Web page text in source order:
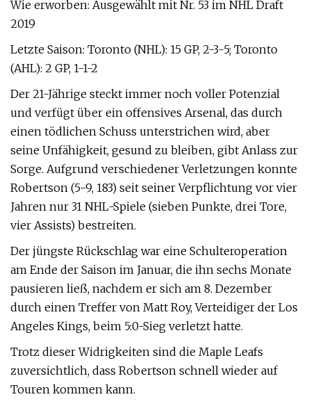
Wie erworben: Ausgewählt mit Nr. 53 im NHL Draft
2019
Letzte Saison: Toronto (NHL): 15 GP, 2-3-5; Toronto
(AHL): 2 GP, 1-1-2
Der 21-Jährige steckt immer noch voller Potenzial
und verfügt über ein offensives Arsenal, das durch
einen tödlichen Schuss unterstrichen wird, aber
seine Unfähigkeit, gesund zu bleiben, gibt Anlass zur
Sorge. Aufgrund verschiedener Verletzungen konnte
Robertson (5-9, 183) seit seiner Verpflichtung vor vier
Jahren nur 31 NHL-Spiele (sieben Punkte, drei Tore,
vier Assists) bestreiten.
Der jüngste Rückschlag war eine Schulteroperation
am Ende der Saison im Januar, die ihn sechs Monate
pausieren ließ, nachdem er sich am 8. Dezember
durch einen Treffer von Matt Roy, Verteidiger der Los
Angeles Kings, beim 5:0-Sieg verletzt hatte.
Trotz dieser Widrigkeiten sind die Maple Leafs
zuversichtlich, dass Robertson schnell wieder auf
Touren kommen kann.